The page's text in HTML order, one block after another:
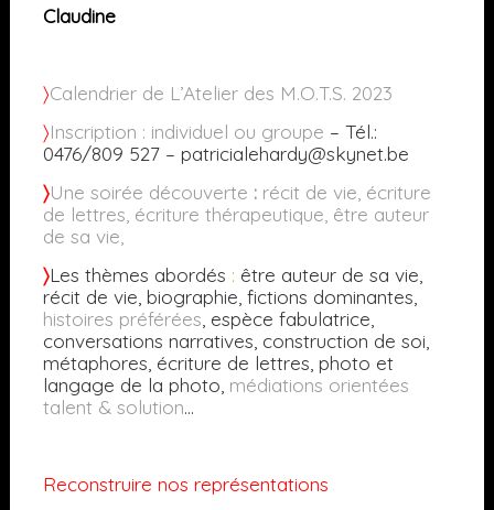
Claudine
〉Calendrier de L’Atelier des M.O.T.S. 2023
〉Inscription : individuel ou groupe – Tél.:
0476/809 527 – patricialehardy@skynet.be
〉Une soirée découverte : récit de vie, écriture
de lettres, écriture thérapeutique, être auteur
de sa vie,
〉Les thèmes abordés : être auteur de sa vie,
récit de vie, biographie, fictions dominantes,
histoires préférées, espèce fabulatrice,
conversations narratives, construction de soi,
métaphores, écriture de lettres, photo et
langage de la photo, médiations orientées
talent & solution…
Reconstruire nos représentations